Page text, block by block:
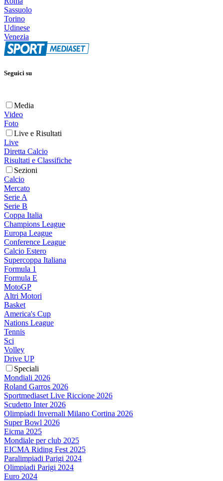
Sassuolo
Torino
Udinese
Venezia
Seguici su
Media
Video
Foto
Live e Risultati
Live
Diretta Calcio
Risultati e Classifiche
Sezioni
Calcio
Mercato
Serie A
Serie B
Coppa Italia
Champions League
Europa League
Conference League
Calcio Estero
Supercoppa Italiana
Formula 1
Formula E
MotoGP
Altri Motori
Basket
America's Cup
Nations League
Tennis
Sci
Volley
Drive UP
Speciali
Mondiali 2026
Roland Garros 2026
Sportmediaset Live Riccione 2026
Scudetto Inter 2026
Olimpiadi Invernali Milano Cortina 2026
Super Bowl 2026
Eicma 2025
Mondiale per club 2025
EICMA Riding Fest 2025
Paralimpiadi Parigi 2024
Olimpiadi Parigi 2024
Euro 2024